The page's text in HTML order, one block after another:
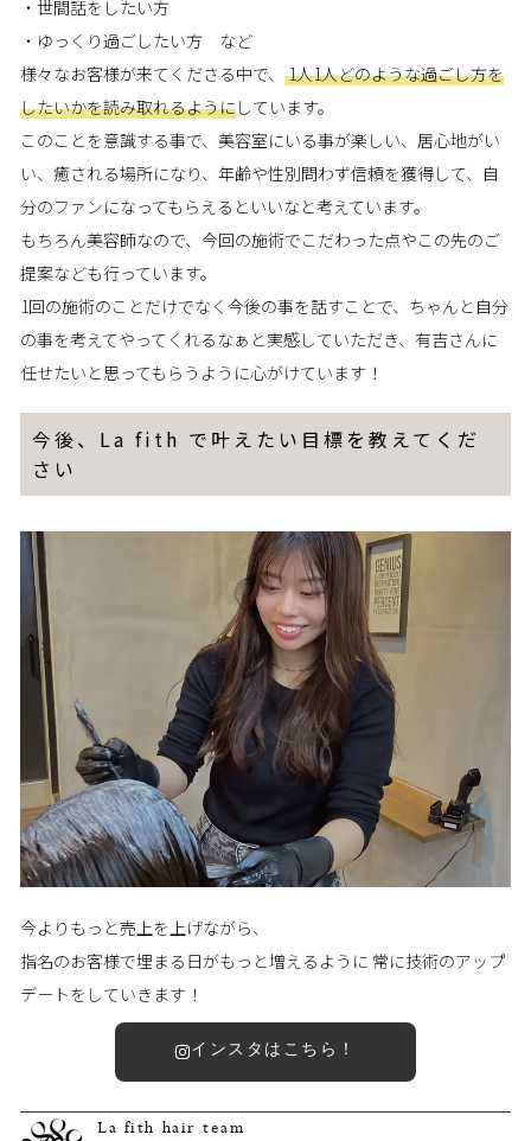
・世間話をしたい方
・ゆっくり過ごしたい方 など
様々なお客様が来てくださる中で、1人1人どのような過ごし方を
したいかを読み取れるようにしています。
このことを意識する事で、美容室にいる事が楽しい、居心地がい
い、癒される場所になり、年齢や性別問わず信頼を獲得して、自
分のファンになってもらえるといいなと考えています。
もちろん美容師なので、今回の施術でこだわった点やこの先のご
提案なども行っています。
1回の施術のことだけでなく今後の事を話すことで、ちゃんと自分
の事を考えてやってくれるなぁと実感していただき、有吉さんに
任せたいと思ってもらうように心がけています！
今後、La fith で叶えたい目標を教えてくだ
さい
今よりもっと売上を上げながら、
指名のお客様で埋まる日がもっと増えるように 常に技術のアップ
デートをしていきます！
インスタはこちら！
La fith hair team